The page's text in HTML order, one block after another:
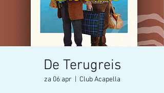
De Terugreis
za 06 apr Club Acapella